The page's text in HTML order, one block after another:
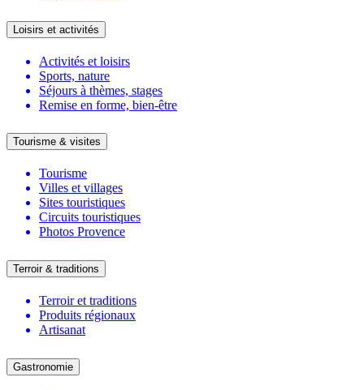
Loisirs et activités
Activités et loisirs
Sports, nature
Séjours à thèmes, stages
Remise en forme, bien-être
Tourisme & visites
Tourisme
Villes et villages
Sites touristiques
Circuits touristiques
Photos Provence
Terroir & traditions
Terroir et traditions
Produits régionaux
Artisanat
Gastronomie